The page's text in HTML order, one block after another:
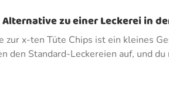
zu einer Leckerei in
x-ten Tüte Chips ist ein kleines
den Standard-Leckereien auf, und